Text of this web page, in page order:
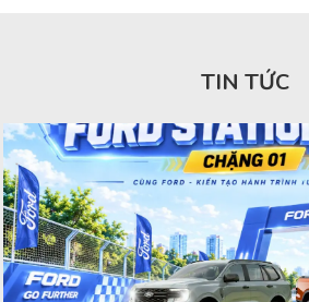
TIN TỨC